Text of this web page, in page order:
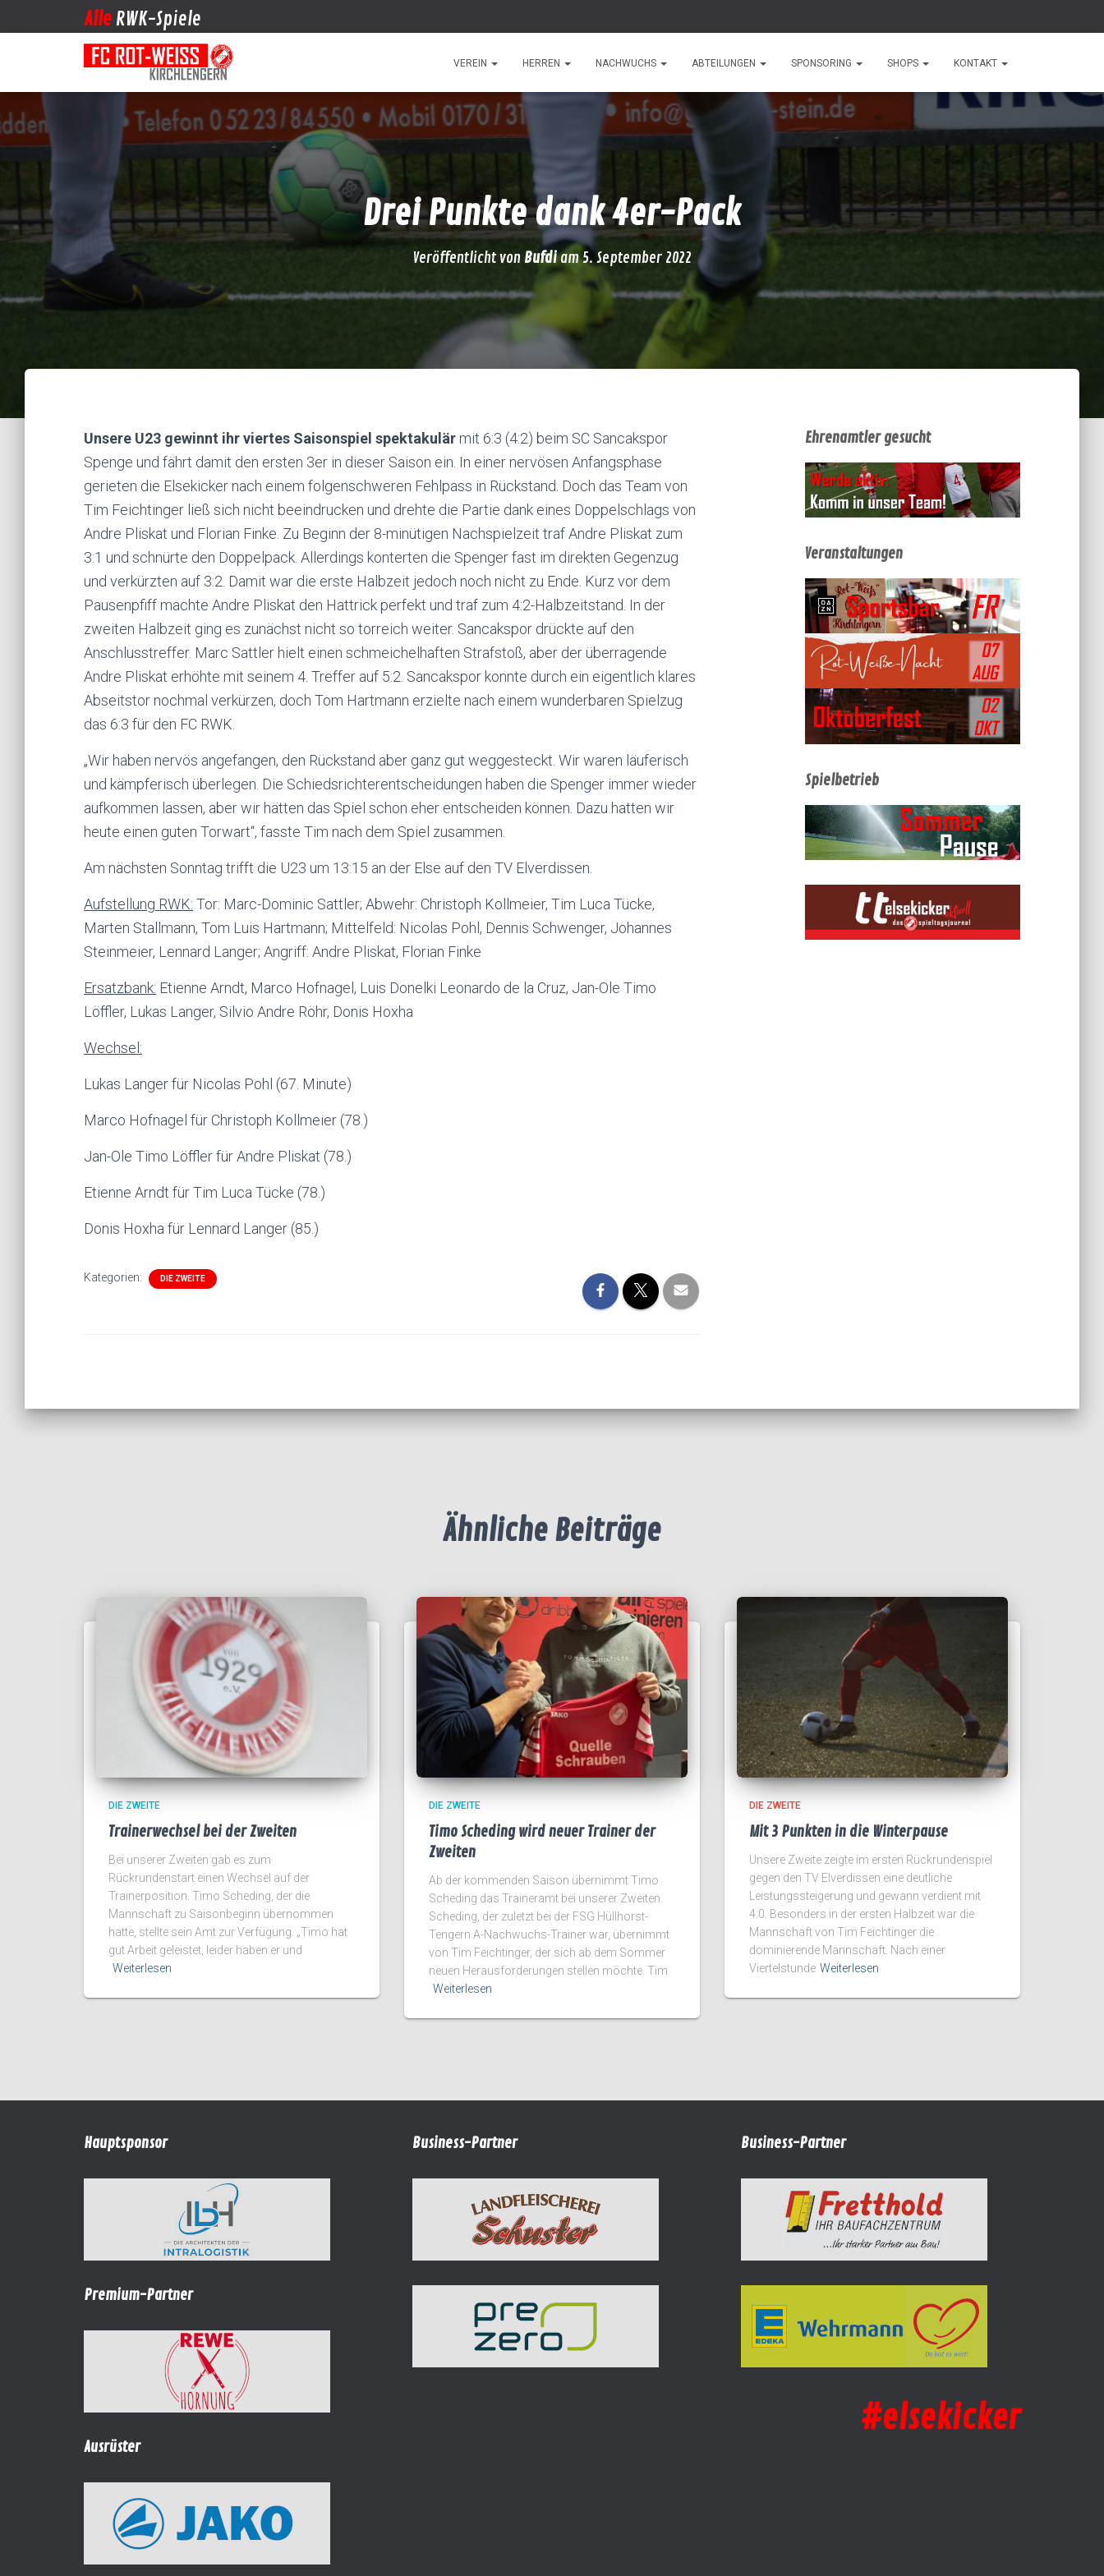
Alle RWK-Spiele
VEREIN HERREN NACHWUCHS ABTEILUNGEN SPONSORING SHOPS KONTAKT
Drei Punkte dank 4er-Pack
Veröffentlicht von Bufdiam5. September 2022
Unsere U23 gewinnt ihr viertes Saisonspiel spektakulär mit 6:3 (4:2) beim SC Sancakspor
Spenge und fährt damit den ersten 3er in dieser Saison ein. In einer nervösen Anfangsphase
gerieten die Elsekicker nach einem folgenschweren Fehlpass in Rückstand. Doch das Team von
Tim Feichtinger ließ sich nicht beeindrucken und drehte die Partie dank eines Doppelschlags von
Andre Pliskat und Florian Finke. Zu Beginn der 8-minütigen Nachspielzeit traf Andre Pliskat zum
3:1 und schnürte den Doppelpack. Allerdings konterten die Spenger fast im direkten Gegenzug
und verkürzten auf 3:2. Damit war die erste Halbzeit jedoch noch nicht zu Ende. Kurz vor dem
Pausenpfiff machte Andre Pliskat den Hattrick perfekt und traf zum 4:2-Halbzeitstand. In der
zweiten Halbzeit ging es zunächst nicht so torreich weiter. Sancakspor drückte auf den
Anschlusstreffer. Marc Sattler hielt einen schmeichelhaften Strafstoß, aber der überragende
Andre Pliskat erhöhte mit seinem 4. Treffer auf 5:2. Sancakspor konnte durch ein eigentlich klares
Abseitstor nochmal verkürzen, doch Tom Hartmann erzielte nach einem wunderbaren Spielzug
das 6:3 für den FC RWK.
„Wir haben nervös angefangen, den Rückstand aber ganz gut weggesteckt. Wir waren läuferisch
und kämpferisch überlegen. Die Schiedsrichterentscheidungen haben die Spenger immer wieder
aufkommen lassen, aber wir hätten das Spiel schon eher entscheiden können. Dazu hatten wir
heute einen guten Torwart“, fasste Tim nach dem Spiel zusammen.
Am nächsten Sonntag trifft die U23 um 13:15 an der Else auf den TV Elverdissen.
Aufstellung RWK: Tor: Marc-Dominic Sattler; Abwehr: Christoph Kollmeier, Tim Luca Tücke,
Marten Stallmann, Tom Luis Hartmann; Mittelfeld: Nicolas Pohl, Dennis Schwenger, Johannes
Steinmeier, Lennard Langer; Angriff: Andre Pliskat, Florian Finke
Ersatzbank: Etienne Arndt, Marco Hofnagel, Luis Donelki Leonardo de la Cruz, Jan-Ole Timo
Löffler, Lukas Langer, Silvio Andre Röhr, Donis Hoxha
Wechsel:
Lukas Langer für Nicolas Pohl (67. Minute)
Marco Hofnagel für Christoph Kollmeier (78.)
Jan-Ole Timo Löffler für Andre Pliskat (78.)
Etienne Arndt für Tim Luca Tücke (78.)
Donis Hoxha für Lennard Langer (85.)
Kategorien: DIE ZWEITE
Ehrenamtler gesucht
Veranstaltungen
Spielbetrieb
Ähnliche Beiträge
DIE ZWEITE
Trainerwechsel bei der Zweiten
Bei unserer Zweiten gab es zum
Rückrundenstart einen Wechsel auf der
Trainerposition. Timo Scheding, der die
Mannschaft zu Saisonbeginn übernommen
hatte, stellte sein Amt zur Verfügung. „Timo hat
gut Arbeit geleistet, leider haben er und
Weiterlesen
DIE ZWEITE
Timo Scheding wird neuer Trainer der
Zweiten
Ab der kommenden Saison übernimmt Timo
Scheding das Traineramt bei unserer Zweiten.
Scheding, der zuletzt bei der FSG Hüllhorst-
Tengern A-Nachwuchs-Trainer war, übernimmt
von Tim Feichtinger, der sich ab dem Sommer
neuen Herausforderungen stellen möchte. Tim
Weiterlesen
DIE ZWEITE
Mit 3 Punkten in die Winterpause
Unsere Zweite zeigte im ersten Rückrundenspiel
gegen den TV Elverdissen eine deutliche
Leistungssteigerung und gewann verdient mit
4:0. Besonders in der ersten Halbzeit war die
Mannschaft von Tim Feichtinger die
dominierende Mannschaft. Nach einer
Viertelstunde Weiterlesen
Hauptsponsor
Premium-Partner
Ausrüster
Business-Partner Business-Partner
#elsekicker